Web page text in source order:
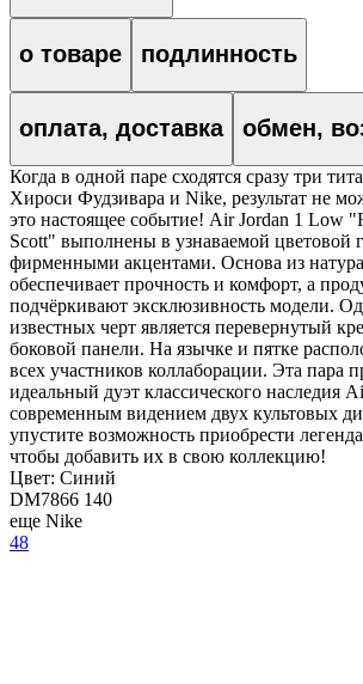
о товаре подлинность
оплата, доставка обмен,
Когда в одной паре сходятся сразу три
Хироси Фудзивара и Nike, результат не
это настоящее событие! Air Jordan 1 Low
Scott" выполнены в узнаваемой цветовой
фирменными акцентами. Основа из
обеспечивает прочность и комфорт, а
подчёркивают эксклюзивность модели.
известных черт является перевернутый
боковой панели. На язычке и пятке
всех участников коллаборации. Эта пара
идеальный дуэт классического наследия
современным видением двух культовых
упустите возможность приобрести
чтобы добавить их в свою коллекцию!
Цвет: Синий
DM7866 140
еще Nike
48